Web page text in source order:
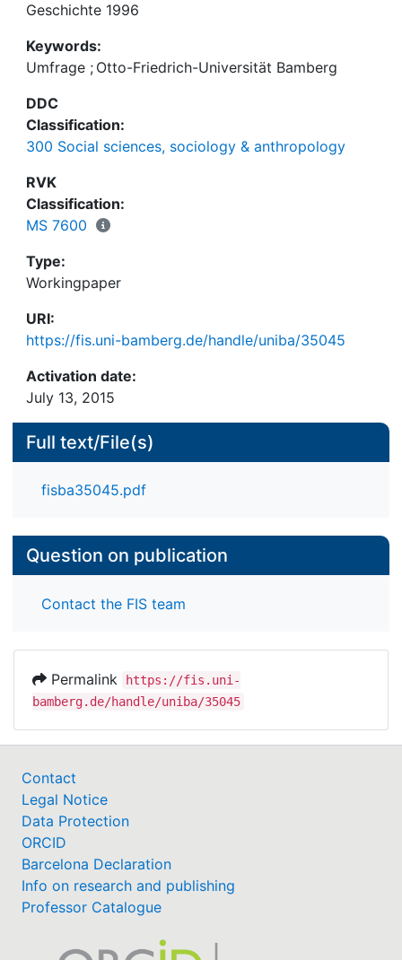
Geschichte 1996
Keywords:
Umfrage ; Otto-Friedrich-Universität Bamberg
DDC
Classification:
300 Social sciences, sociology & anthropology
RVK
Classification:
MS 7600
Type:
Workingpaper
URI:
https://fis.uni-bamberg.de/handle/uniba/35045
Activation date:
July 13, 2015
Full text/File(s)
fisba35045.pdf
Question on publication
Contact the FIS team
Permalink
https://fis.uni-
bamberg.de/handle/uniba/35045
Contact
Legal Notice
Data Protection
ORCID
Barcelona Declaration
Info on research and publishing
Professor Catalogue